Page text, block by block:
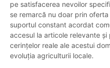
pe satisfacerea nevoilor
se remarcă nu doar prin
suportul constant acordat
accesul la articole relevante
cerințelor reale ale acestui
evoluția agriculturii locale.